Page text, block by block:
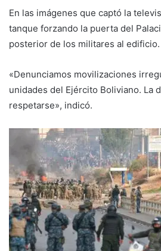
En las imágenes que captó la
tanque forzando la puerta del
posterior de los militares al edificio.
«Denunciamos movilizaciones
unidades del Ejército Boliviano. La
respetarse», indicó.